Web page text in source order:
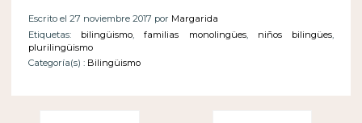
Escrito el 27 noviembre 2017 por Margarida
Etiquetas:
bilingüismo,familias monolingües, niños bilingües,
plurilingüismo
Categoría(s) : Bilingüismo